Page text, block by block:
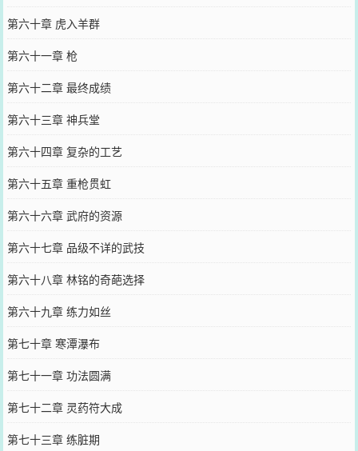
第六十章 虎入羊群
第六十一章 枪
第六十二章 最终成绩
第六十三章 神兵堂
第六十四章 复杂的工艺
第六十五章 重枪贯虹
第六十六章 武府的资源
第六十七章 品级不详的武技
第六十八章 林铭的奇葩选择
第六十九章 练力如丝
第七十章 寒潭瀑布
第七十一章 功法圆满
第七十二章 灵药符大成
第七十三章 练脏期